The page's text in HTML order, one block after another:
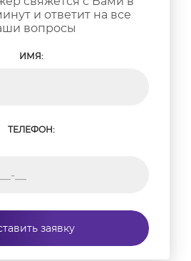
и ответит на все
вопросы
ИМЯ:
ТЕЛЕФОН:
заявку